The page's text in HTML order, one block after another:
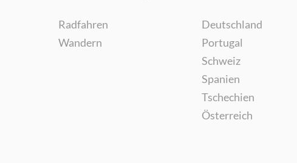
Radfahren
Wandern
Deutschland
Portugal
Schweiz
Spanien
Tschechien
Österreich